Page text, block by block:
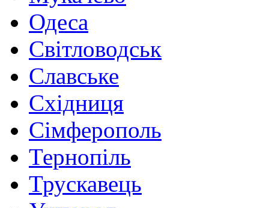
Одеса
Світловодськ
Славське
Східниця
Сімферополь
Тернопіль
Трускавець